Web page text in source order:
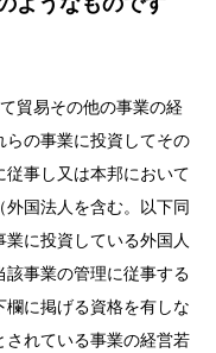
貿易その他の事業の経
の事業に投資してその
事し又は本邦において
国法人を含む。以下同
に投資している外国人
事業の管理に従事する
に掲げる資格を有しな
されている事業の経営若